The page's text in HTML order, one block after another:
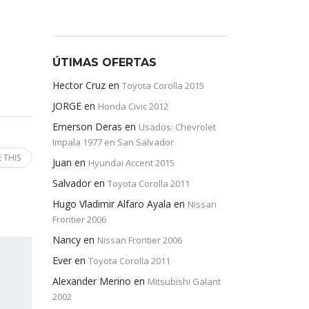
THIS
ÚTIMAS OFERTAS
Hector Cruz en Toyota Corolla 2015
JORGE en Honda Civic 2012
Emerson Deras en Usados: Chevrolet
Impala 1977 en San Salvador
Juan en Hyundai Accent 2015
Salvador en Toyota Corolla 2011
Hugo Vladimir Alfaro Ayala en Nissan
Frontier 2006
Nancy en Nissan Frontier 2006
Ever en Toyota Corolla 2011
Alexander Merino en Mitsubishi Galant
2002